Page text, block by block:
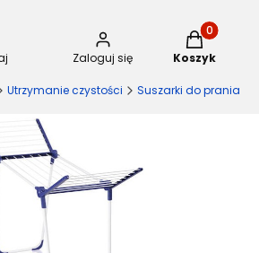
wyszukiwarkę
Zaloguj się
Produkty
Koszyk
Utrzymanie czystości Suszarki do prania